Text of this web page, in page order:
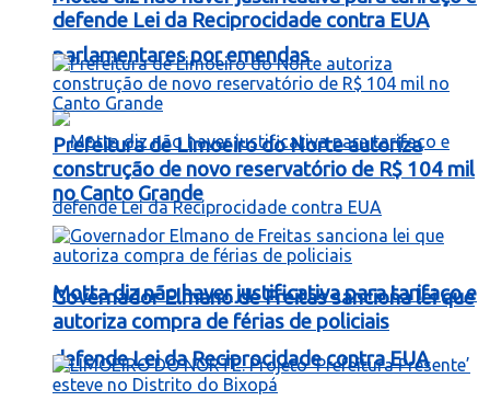
parlamentares por emendas
Motta diz não haver justificativa para tarifaço e
defende Lei da Reciprocidade contra EUA
defende Lei da Reciprocidade contra EUA
Prefeitura de Limoeiro do Norte autoriza
construção de novo reservatório de R$ 104 mil
no Canto Grande
Governador Elmano de Freitas sanciona lei que
autoriza compra de férias de policiais